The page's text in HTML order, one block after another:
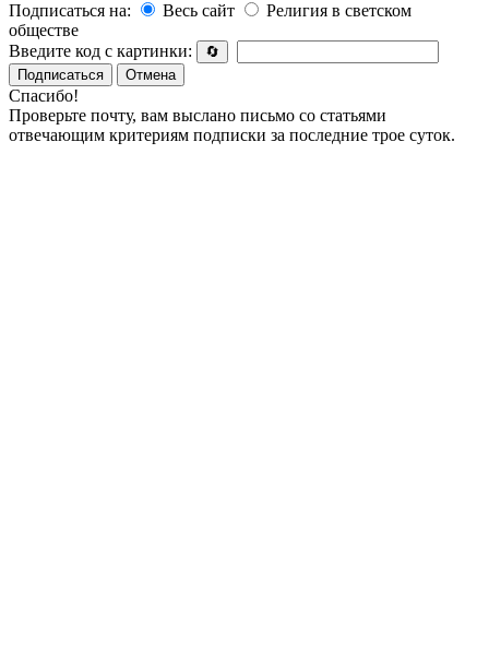
Подписаться на:
Весь сайт
Религия в светском
обществе
Введите код с картинки:
🔄
Подписаться
Отмена
Спасибо!
Проверьте почту, вам выслано письмо со статьями
отвечающим критериям подписки за последние трое суток.